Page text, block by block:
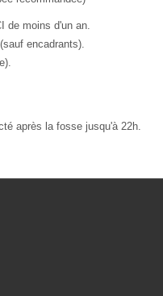
de moins d'un an.
encadrants).
après la fosse jusqu'à 22h.